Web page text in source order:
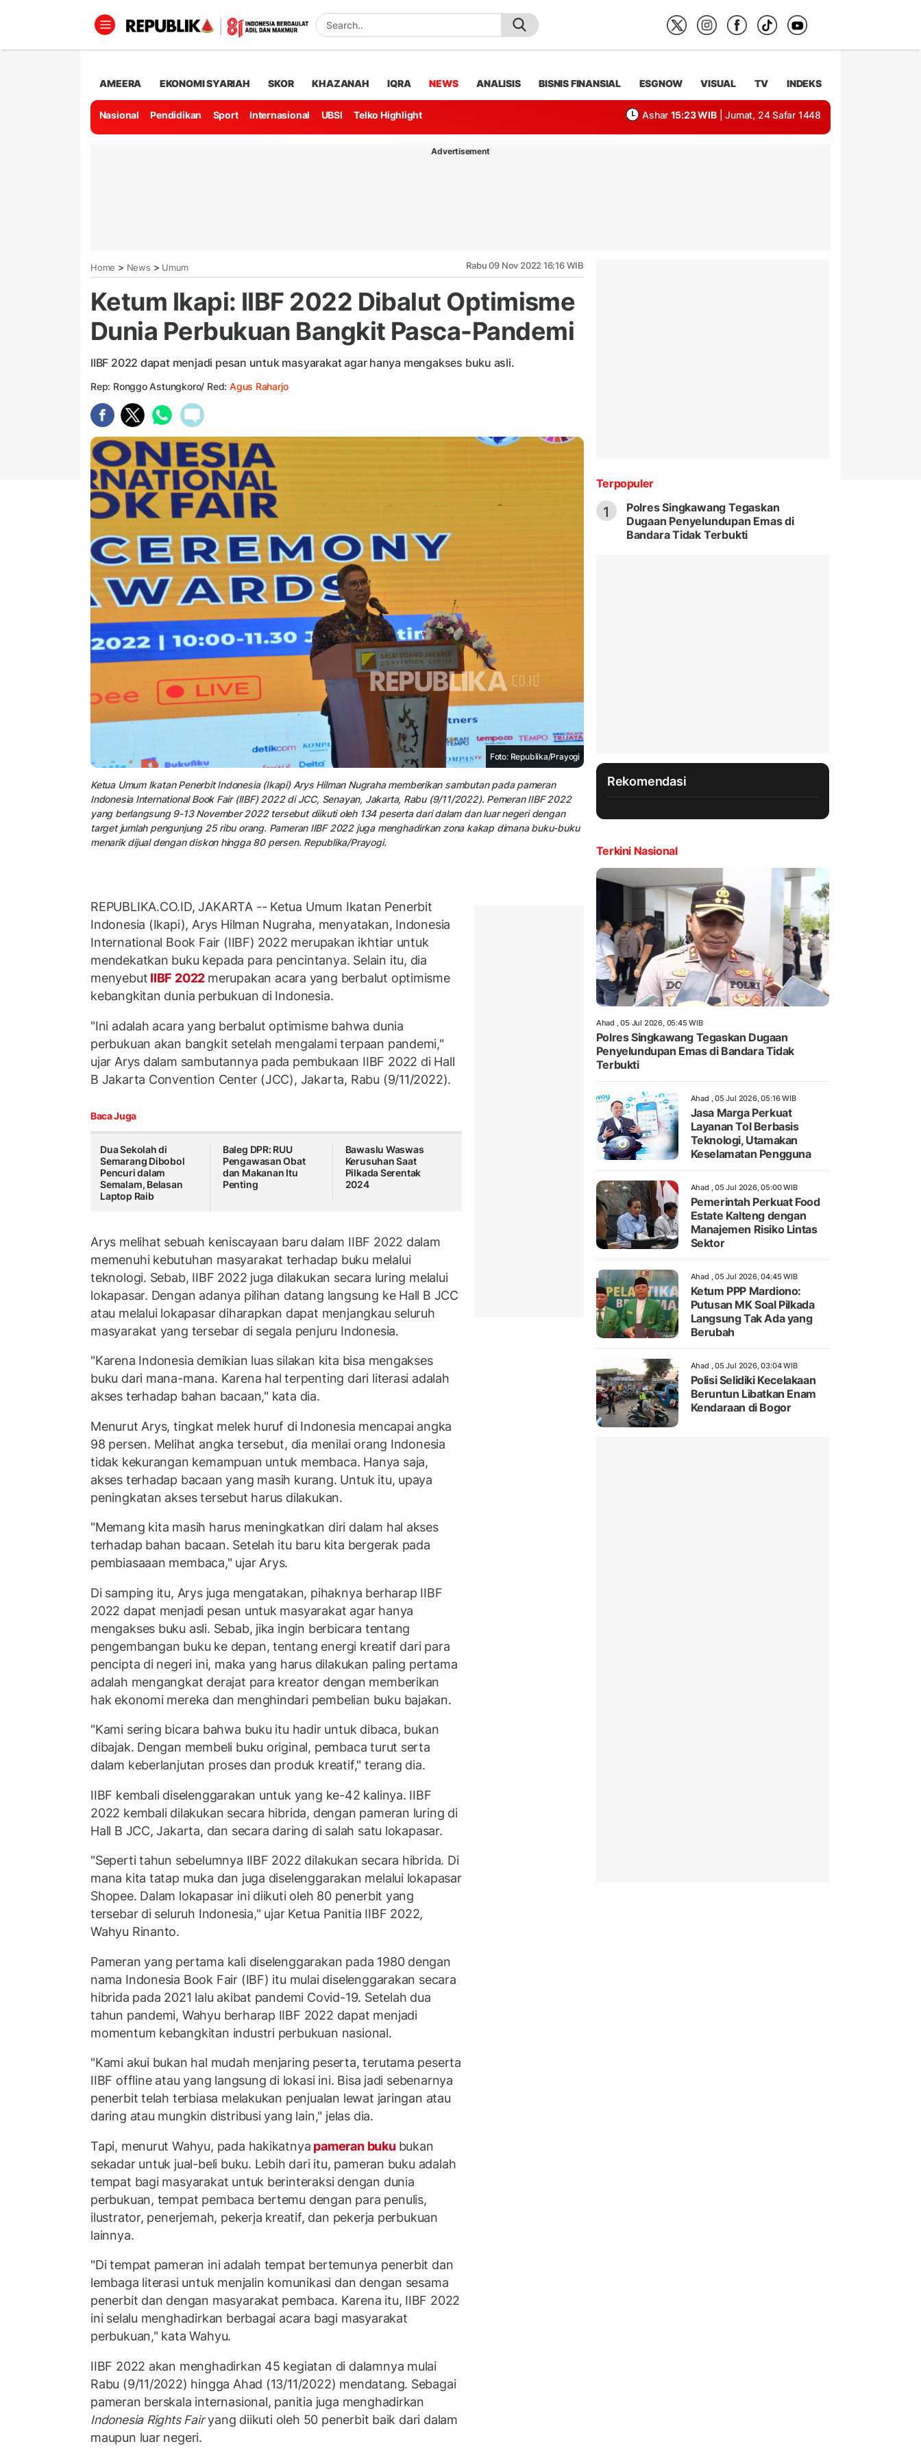
AMEERA EKONOMI SYARIAH SKOR KHAZANAH IQRA NEWS ANALISIS BISNIS FINANSIAL ESGNOW VISUAL TV INDEKS
Nasional Pendidikan Sport Internasional UBSI Telko Highlight Ashar 15:23 WIB | Jumat, 24 Safar 1448
Advertisement
Home > News > Umum Rabu 09 Nov 2022 16:16 WIB
Ketum Ikapi: IIBF 2022 Dibalut Optimisme
Dunia Perbukuan Bangkit Pasca-Pandemi
IIBF 2022 dapat menjadi pesan untuk masyarakat agar hanya mengakses buku asli.
Rep: Ronggo Astungkoro/ Red: Agus Raharjo
Foto: Republika/Prayogi
Ketua Umum Ikatan Penerbit Indonesia (Ikapi) Arys Hilman Nugraha memberikan sambutan pada pameran
Indonesia International Book Fair (IIBF) 2022 di JCC, Senayan, Jakarta, Rabu (9/11/2022). Pemeran IIBF 2022
yang berlangsung 9-13 November 2022 tersebut diikuti oleh 134 peserta dari dalam dan luar negeri dengan
target jumlah pengunjung 25 ribu orang. Pameran IIBF 2022 juga menghadirkan zona kakap dimana buku-buku
menarik dijual dengan diskon hingga 80 persen. Republika/Prayogi.
REPUBLIKA.CO.ID, JAKARTA -- Ketua Umum Ikatan Penerbit
Indonesia (Ikapi), Arys Hilman Nugraha, menyatakan, Indonesia
International Book Fair (IIBF) 2022 merupakan ikhtiar untuk
mendekatkan buku kepada para pencintanya. Selain itu, dia
menyebut IIBF 2022 merupakan acara yang berbalut optimisme
kebangkitan dunia perbukuan di Indonesia.
"Ini adalah acara yang berbalut optimisme bahwa dunia
perbukuan akan bangkit setelah mengalami terpaan pandemi,"
ujar Arys dalam sambutannya pada pembukaan IIBF 2022 di Hall
B Jakarta Convention Center (JCC), Jakarta, Rabu (9/11/2022).
Baca Juga
Dua Sekolah di
Semarang Dibobol
Pencuri dalam
Semalam, Belasan
Laptop Raib
Baleg DPR: RUU
Pengawasan Obat
dan Makanan Itu
Penting
Bawaslu Waswas
Kerusuhan Saat
Pilkada Serentak
2024
Arys melihat sebuah keniscayaan baru dalam IIBF 2022 dalam
memenuhi kebutuhan masyarakat terhadap buku melalui
teknologi. Sebab, IIBF 2022 juga dilakukan secara luring melalui
lokapasar. Dengan adanya pilihan datang langsung ke Hall B JCC
atau melalui lokapasar diharapkan dapat menjangkau seluruh
masyarakat yang tersebar di segala penjuru Indonesia.
"Karena Indonesia demikian luas silakan kita bisa mengakses
buku dari mana-mana. Karena hal terpenting dari literasi adalah
akses terhadap bahan bacaan," kata dia.
Menurut Arys, tingkat melek huruf di Indonesia mencapai angka
98 persen. Melihat angka tersebut, dia menilai orang Indonesia
tidak kekurangan kemampuan untuk membaca. Hanya saja,
akses terhadap bacaan yang masih kurang. Untuk itu, upaya
peningkatan akses tersebut harus dilakukan.
"Memang kita masih harus meningkatkan diri dalam hal akses
terhadap bahan bacaan. Setelah itu baru kita bergerak pada
pembiasaaan membaca," ujar Arys.
Di samping itu, Arys juga mengatakan, pihaknya berharap IIBF
2022 dapat menjadi pesan untuk masyarakat agar hanya
mengakses buku asli. Sebab, jika ingin berbicara tentang
pengembangan buku ke depan, tentang energi kreatif dari para
pencipta di negeri ini, maka yang harus dilakukan paling pertama
adalah mengangkat derajat para kreator dengan memberikan
hak ekonomi mereka dan menghindari pembelian buku bajakan.
"Kami sering bicara bahwa buku itu hadir untuk dibaca, bukan
dibajak. Dengan membeli buku original, pembaca turut serta
dalam keberlanjutan proses dan produk kreatif," terang dia.
IIBF kembali diselenggarakan untuk yang ke-42 kalinya. IIBF
2022 kembali dilakukan secara hibrida, dengan pameran luring di
Hall B JCC, Jakarta, dan secara daring di salah satu lokapasar.
"Seperti tahun sebelumnya IIBF 2022 dilakukan secara hibrida. Di
mana kita tatap muka dan juga diselenggarakan melalui lokapasar
Shopee. Dalam lokapasar ini diikuti oleh 80 penerbit yang
tersebar di seluruh Indonesia," ujar Ketua Panitia IIBF 2022,
Wahyu Rinanto.
Pameran yang pertama kali diselenggarakan pada 1980 dengan
nama Indonesia Book Fair (IBF) itu mulai diselenggarakan secara
hibrida pada 2021 lalu akibat pandemi Covid-19. Setelah dua
tahun pandemi, Wahyu berharap IIBF 2022 dapat menjadi
momentum kebangkitan industri perbukuan nasional.
"Kami akui bukan hal mudah menjaring peserta, terutama peserta
IIBF offline atau yang langsung di lokasi ini. Bisa jadi sebenarnya
penerbit telah terbiasa melakukan penjualan lewat jaringan atau
daring atau mungkin distribusi yang lain," jelas dia.
Tapi, menurut Wahyu, pada hakikatnya pameran buku bukan
sekadar untuk jual-beli buku. Lebih dari itu, pameran buku adalah
tempat bagi masyarakat untuk berinteraksi dengan dunia
perbukuan, tempat pembaca bertemu dengan para penulis,
ilustrator, penerjemah, pekerja kreatif, dan pekerja perbukuan
lainnya.
"Di tempat pameran ini adalah tempat bertemunya penerbit dan
lembaga literasi untuk menjalin komunikasi dan dengan sesama
penerbit dan dengan masyarakat pembaca. Karena itu, IIBF 2022
ini selalu menghadirkan berbagai acara bagi masyarakat
perbukuan," kata Wahyu.
IIBF 2022 akan menghadirkan 45 kegiatan di dalamnya mulai
Rabu (9/11/2022) hingga Ahad (13/11/2022) mendatang. Sebagai
pameran berskala internasional, panitia juga menghadirkan
Indonesia Rights Fairyang diikuti oleh 50 penerbit baik dari dalam
maupun luar negeri.
Terpopuler
1
Polres Singkawang Tegaskan
Dugaan Penyelundupan Emas di
Bandara Tidak Terbukti
Rekomendasi
Terkini Nasional
Ahad , 05 Jul 2026, 05:45 WIB
Polres Singkawang Tegaskan Dugaan
Penyelundupan Emas di Bandara Tidak
Terbukti
Ahad , 05 Jul 2026, 05:16 WIB
Jasa Marga Perkuat
Layanan Tol Berbasis
Teknologi, Utamakan
Keselamatan Pengguna
Ahad , 05 Jul 2026, 05:00 WIB
Pemerintah Perkuat Food
Estate Kalteng dengan
Manajemen Risiko Lintas
Sektor
Ahad , 05 Jul 2026, 04:45 WIB
Ketum PPP Mardiono:
Putusan MK Soal Pilkada
Langsung Tak Ada yang
Berubah
Ahad , 05 Jul 2026, 03:04 WIB
Polisi Selidiki Kecelakaan
Beruntun Libatkan Enam
Kendaraan di Bogor